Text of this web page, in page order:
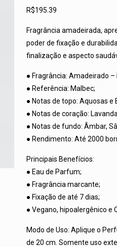
R$195.39
Fragrância amadeirada,
poder de fixação e
finalização e aspecto
● Fragrância: Amadeirado –
● Referência: Malbec;
● Notas de topo: Aquosas e
● Notas de coração:
● Notas de fundo: Âmbar,
● Rendimento: Até 2000
Principais Benefícios:
● Eau de Parfum;
● Fragrância marcante;
● Fixação de até 7 dias;
● Vegano, hipoalergênico e
Modo de Uso: Aplique o
de 20 cm. Somente uso